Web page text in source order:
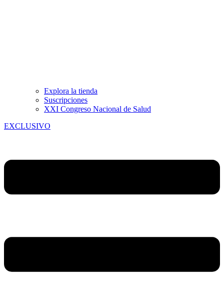
Explora la tienda
Suscripciones
XXI Congreso Nacional de Salud
EXCLUSIVO